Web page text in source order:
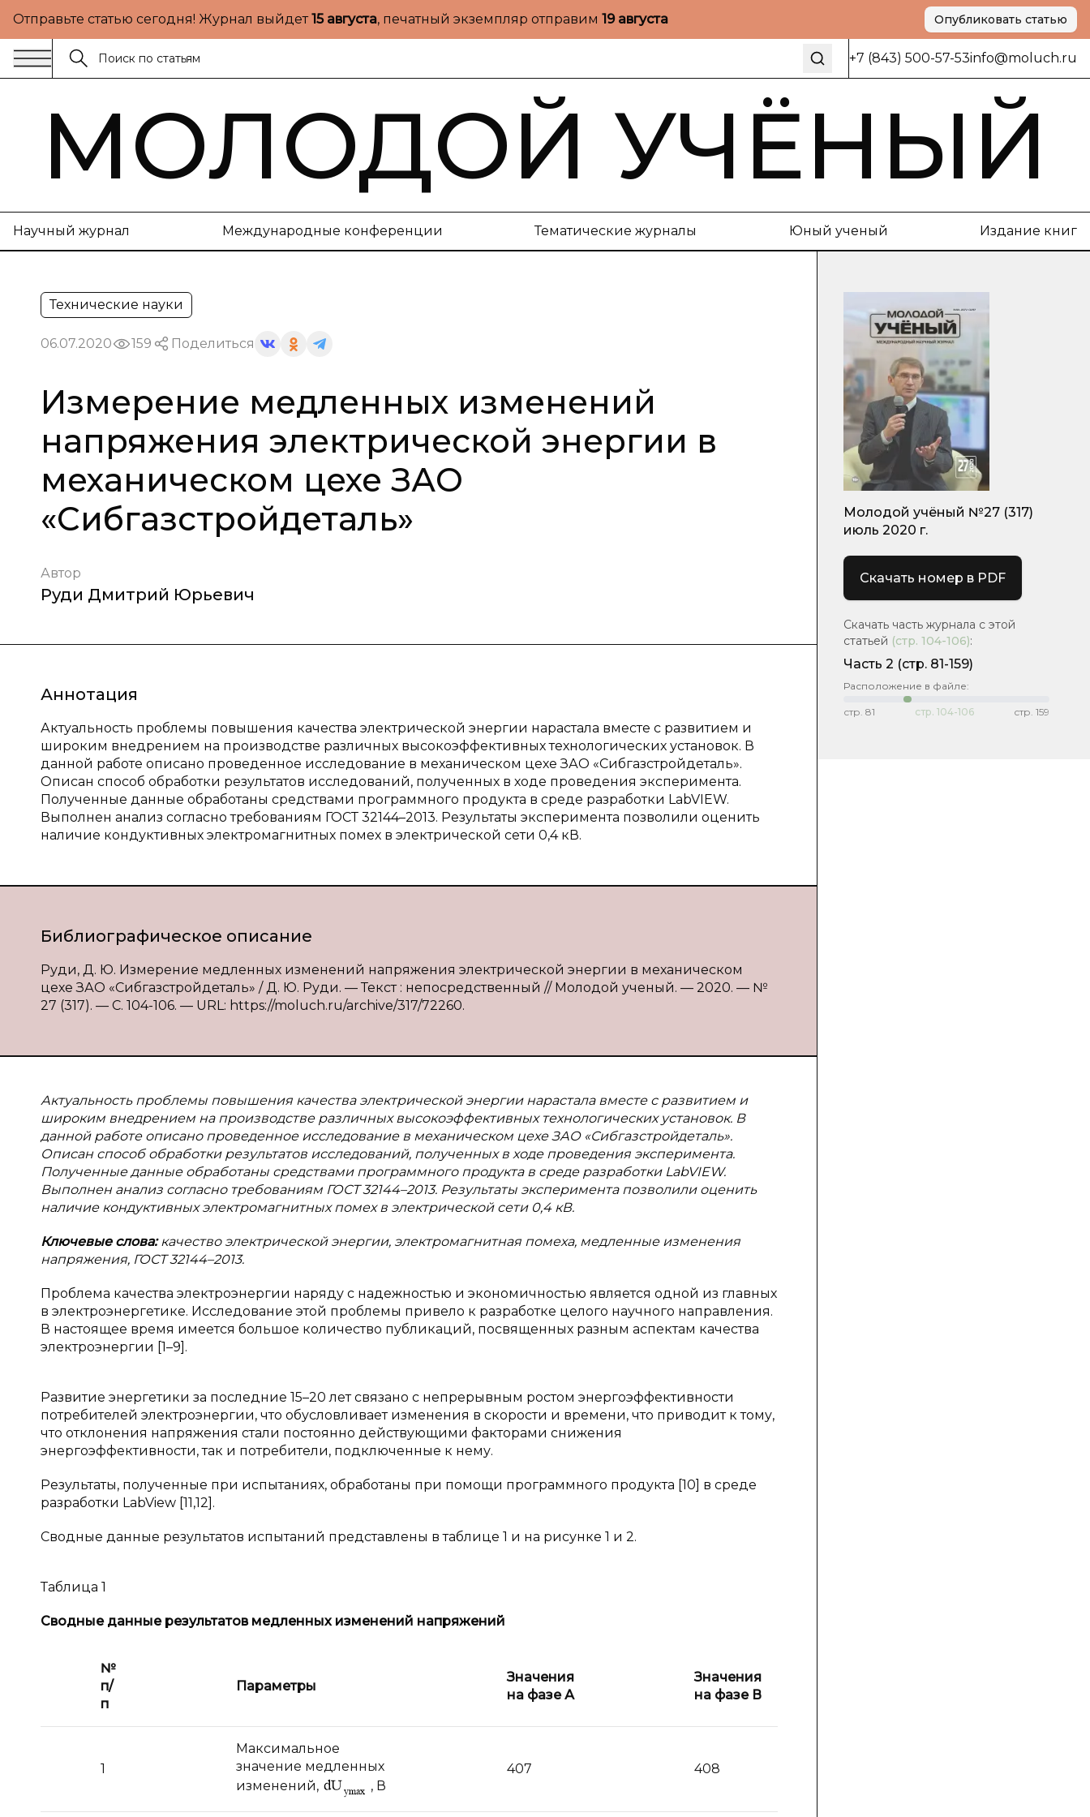
Отправьте статью сегодня! Журнал выйдет15 августа, печатный экземпляр отправим 19 августа Опубликовать статью
+7 (843) 500-57-53info@moluch.ru
МОЛОДОЙ УЧЁНЫЙ
Научный журнал Международные конференции Тематические журналы Юный ученый Издание книг
Технические науки
06.07.2020 159 Поделиться
Измерение медленных изменений
напряжения электрической энергии в
механическом цехе ЗАО
«Сибгазстройдеталь»
Автор
Руди Дмитрий Юрьевич
Аннотация
Актуальность проблемы повышения качества электрической энергии нарастала вместе с развитием и
широким внедрением на производстве различных высокоэффективных технологических установок. В
данной работе описано проведенное исследование в механическом цехе ЗАО «Сибгазстройдеталь».
Описан способ обработки результатов исследований, полученных в ходе проведения эксперимента.
Полученные данные обработаны средствами программного продукта в среде разработки LabVIEW.
Выполнен анализ согласно требованиям ГОСТ 32144–2013. Результаты эксперимента позволили оценить
наличие кондуктивных электромагнитных помех в электрической сети 0,4 кВ.
Библиографическое описание
Руди, Д. Ю. Измерение медленных изменений напряжения электрической энергии в механическом
цехе ЗАО «Сибгазстройдеталь» / Д. Ю. Руди. — Текст : непосредственный // Молодой ученый. — 2020. — №
27 (317). — С. 104-106. — URL: https://moluch.ru/archive/317/72260.
Актуальность проблемы повышения качества электрической энергии нарастала вместе с развитием и
широким внедрением на производстве различных высокоэффективных технологических установок. В
данной работе описано проведенное исследование в механическом цехе ЗАО «Сибгазстройдеталь».
Описан способ обработки результатов исследований, полученных в ходе проведения эксперимента.
Полученные данные обработаны средствами программного продукта в среде разработки LabVIEW.
Выполнен анализ согласно требованиям ГОСТ 32144–2013. Результаты эксперимента позволили оценить
наличие кондуктивных электромагнитных помех в электрической сети 0,4 кВ.
Ключевые слова:качество электрической энергии, электромагнитная помеха, медленные изменения
напряжения, ГОСТ 32144–2013.
Проблема качества электроэнергии наряду с надежностью и экономичностью является одной из главных
в электроэнергетике. Исследование этой проблемы привело к разработке целого научного направления.
В настоящее время имеется большое количество публикаций, посвященных разным аспектам качества
электроэнергии [1–9].
Развитие энергетики за последние 15–20 лет связано с непрерывным ростом энергоэффективности
потребителей электроэнергии, что обусловливает изменения в скорости и времени, что приводит к тому,
что отклонения напряжения стали постоянно действующими факторами снижения
энергоэффективности, так и потребители, подключенные к нему.
Результаты, полученные при испытаниях, обработаны при помощи программного продукта [10] в среде
разработки LabView [11,12].
Сводные данные результатов испытаний представлены в таблице 1 и на рисунке 1 и 2.
Таблица 1
Сводные данные результатов медленных изменений напряжений
№
п/
п
Параметры
Значения
на фазе А
Значения
на фазе В
1
Максимальное
значение медленных
изменений,
, В
407 408
Молодой учёный №27 (317)
июль 2020 г.
Скачать номер в PDF
Скачать часть журнала с этой
статьей (стр. 104-106):
Часть 2 (стр. 81-159)
Расположение в файле:
стр. 81 стр. 104-106 стр. 159